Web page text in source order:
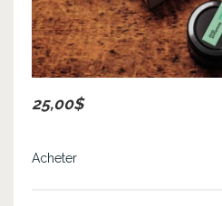
25,00$
Acheter